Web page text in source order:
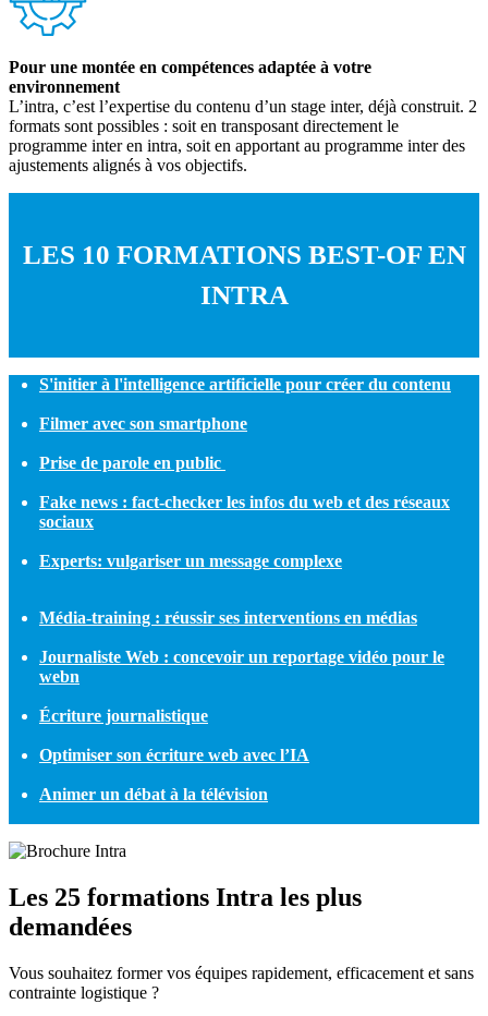
Pour une montée en compétences adaptée à votre
environnement
L’intra, c’est l’expertise du contenu d’un stage inter, déjà construit. 2
formats sont possibles : soit en transposant directement le
programme inter en intra, soit en apportant au programme inter des
ajustements alignés à vos objectifs.
LES 10 FORMATIONS BEST-OF EN
INTRA
S'initier à l'intelligence artificielle pour créer du contenu
Filmer avec son smartphone
Prise de parole en public
Fake news : fact-checker les infos du web et des réseaux
sociaux
Experts: vulgariser un message complexe
Média-training : réussir ses interventions en médias
Journaliste Web : concevoir un reportage vidéo pour le
webn
Écriture journalistique
Optimiser son écriture web avec l’IA
Animer un débat à la télévision
Les 25 formations Intra les plus
demandées
Vous souhaitez former vos équipes rapidement, efficacement et sans
contrainte logistique ?